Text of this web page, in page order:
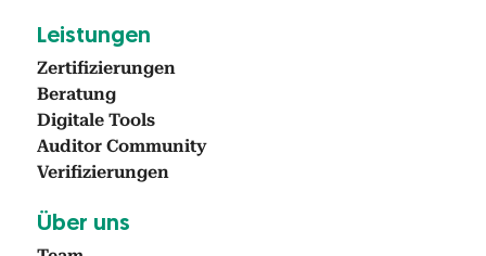
Leis­tun­gen
Zer­ti­fizierun­gen
Beratung
Dig­i­tale Tools
Audi­tor Com­mu­ni­ty
Ver­i­fizierun­gen
Über uns